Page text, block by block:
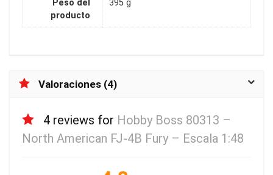
Peso del
producto
395 g
Valoraciones (4)
4 reviews for Hobby Boss 80313 –
North American FJ-4B Fury – Escala 1:48